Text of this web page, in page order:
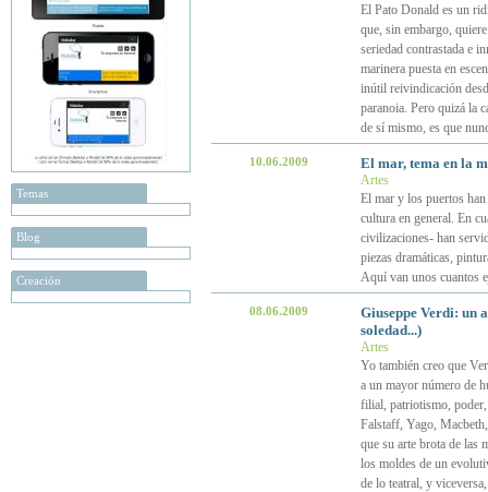
Temas
Blog
Creación
El Pato Donald es un
que, sin embargo,
seriedad contrastada e
marinera puesta en
inútil reivindicación
paranoia. Pero quizá la
de sí mismo, es que
10.06.2009 El mar, tema en la
Artes
El mar y los puertos han
cultura en general. En
civilizaciones- han
piezas dramáticas,
Aquí van unos cuantos
08.06.2009
Giuseppe Verdi: un
soledad...)
Artes
Yo también creo que
a un mayor número de
filial, patriotismo,
Falstaff, Yago,
que su arte brota de las
los moldes de un
de lo teatral, y